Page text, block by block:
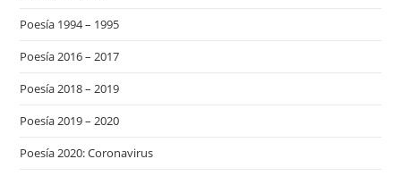
Poesía 1994 – 1995
Poesía 2016 – 2017
Poesía 2018 – 2019
Poesía 2019 – 2020
Poesía 2020: Coronavirus